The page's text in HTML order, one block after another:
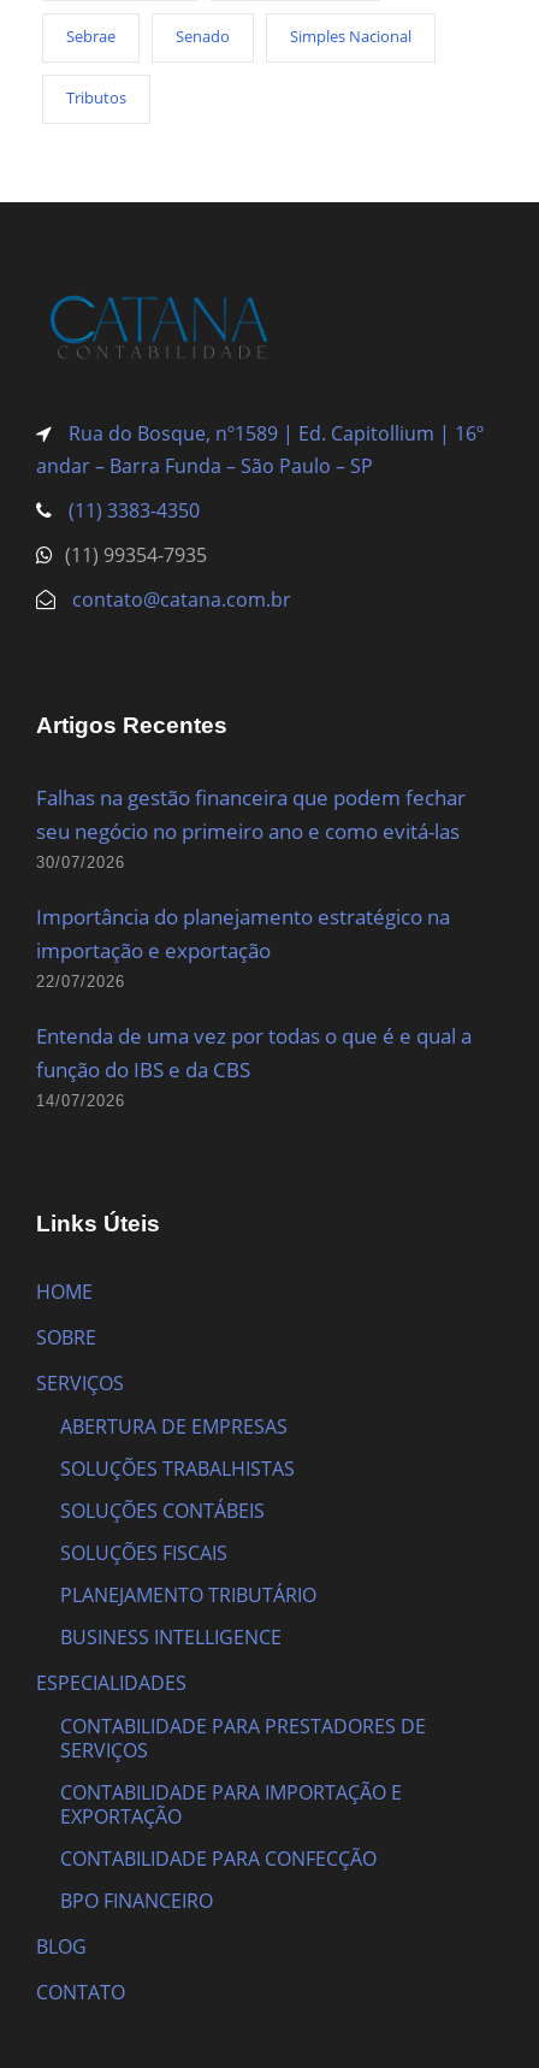
Sebrae Senado Simples Nacional
Tributos
Rua do Bosque, nº1589 | Ed. Capitollium | 16º
andar – Barra Funda – São Paulo – SP
(11) 3383-4350
(11) 99354-7935
contato@catana.com.br
Artigos Recentes
Falhas na gestão financeira que podem fechar
seu negócio no primeiro ano e como evitá-las
30/07/2026
Importância do planejamento estratégico na
importação e exportação
22/07/2026
Entenda de uma vez por todas o que é e qual a
função do IBS e da CBS
14/07/2026
Links Úteis
HOME
SOBRE
SERVIÇOS
ABERTURA DE EMPRESAS
SOLUÇÕES TRABALHISTAS
SOLUÇÕES CONTÁBEIS
SOLUÇÕES FISCAIS
PLANEJAMENTO TRIBUTÁRIO
BUSINESS INTELLIGENCE
ESPECIALIDADES
CONTABILIDADE PARA PRESTADORES DE
SERVIÇOS
CONTABILIDADE PARA IMPORTAÇÃO E
EXPORTAÇÃO
CONTABILIDADE PARA CONFECÇÃO
BPO FINANCEIRO
BLOG
CONTATO